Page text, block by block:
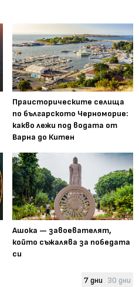
Праисторическите селища
по българското Черноморие:
какво лежи под водата от
Варна до Китен
Ашока — завоевателят,
който съжалява за победата
си
7 дни 30 дни